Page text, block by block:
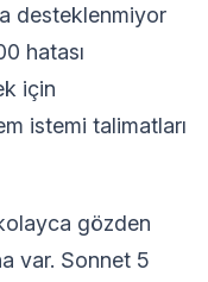
desteklenmiyor
hatası
için
istemi talimatları
gözden
var. Sonnet 5